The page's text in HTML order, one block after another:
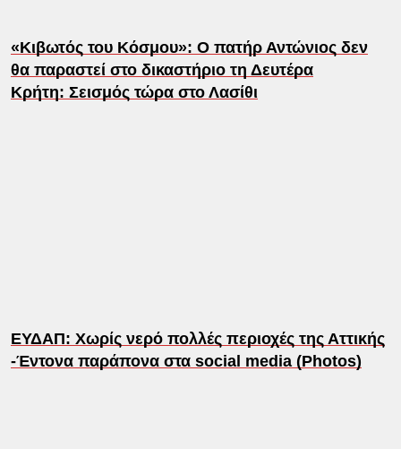
«Κιβωτός του Κόσμου»: Ο πατήρ Αντώνιος δεν
θα παραστεί στο δικαστήριο τη Δευτέρα
Κρήτη: Σεισμός τώρα στο Λασίθι
ΕΥΔΑΠ: Χωρίς νερό πολλές περιοχές της Αττικής
-Έντονα παράπονα στα social media (Photos)